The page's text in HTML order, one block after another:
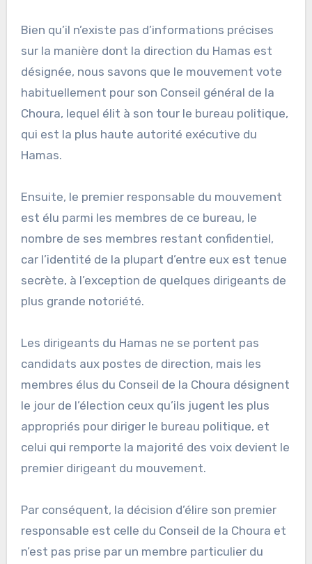
Bien qu’il n’existe pas d’informations précises
sur la manière dont la direction du Hamas est
désignée, nous savons que le mouvement vote
habituellement pour son Conseil général de la
Choura, lequel élit à son tour le bureau politique,
qui est la plus haute autorité exécutive du
Hamas.
Ensuite, le premier responsable du mouvement
est élu parmi les membres de ce bureau, le
nombre de ses membres restant confidentiel,
car l’identité de la plupart d’entre eux est tenue
secrète, à l’exception de quelques dirigeants de
plus grande notoriété.
Les dirigeants du Hamas ne se portent pas
candidats aux postes de direction, mais les
membres élus du Conseil de la Choura désignent
le jour de l’élection ceux qu’ils jugent les plus
appropriés pour diriger le bureau politique, et
celui qui remporte la majorité des voix devient le
premier dirigeant du mouvement.
Par conséquent, la décision d’élire son premier
responsable est celle du Conseil de la Choura et
n’est pas prise par un membre particulier du